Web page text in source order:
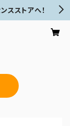
スストアへ！